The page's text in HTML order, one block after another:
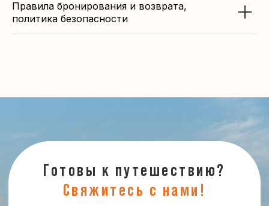
Правила бронирования и возврата,
политика безопасности